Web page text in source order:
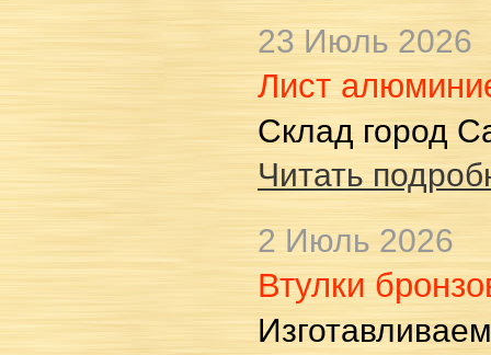
23 Июль 2026
Лист
Склад город
Читать
2 Июль 2026
Втулки
Изготавливаем